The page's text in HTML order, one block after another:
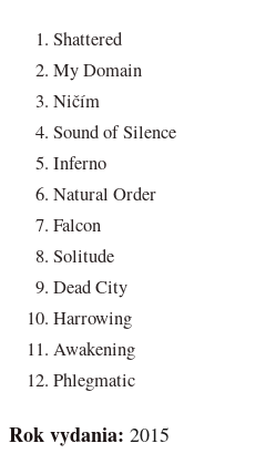
Shattered
My Domain
Ničím
Sound of Silence
Inferno
Natural Order
Falcon
Solitude
Dead City
Harrowing
Awakening
Phlegmatic
Rok vydania: 2015